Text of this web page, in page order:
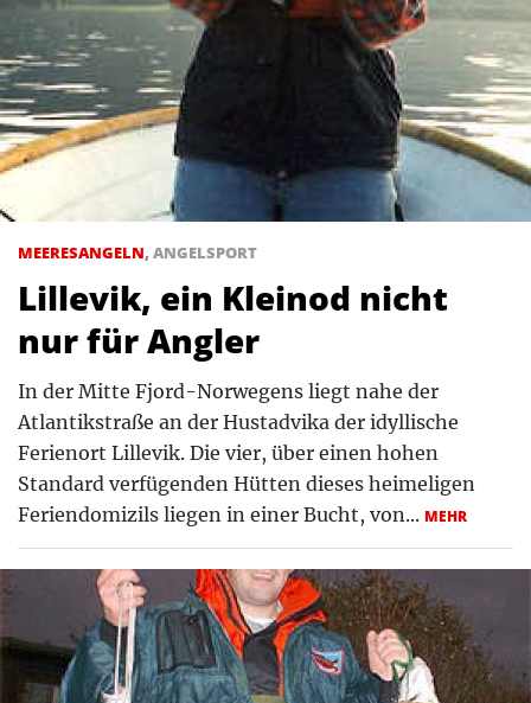
MEERESANGELN, ANGELSPORT
Lillevik, ein Kleinod nicht
nur für Angler
In der Mitte Fjord-Norwegens liegt nahe der
Atlantikstraße an der Hustadvika der idyllische
Ferienort Lillevik. Die vier, über einen hohen
Standard verfügenden Hütten dieses heimeligen
Feriendomizils liegen in einer Bucht, von... MEHR